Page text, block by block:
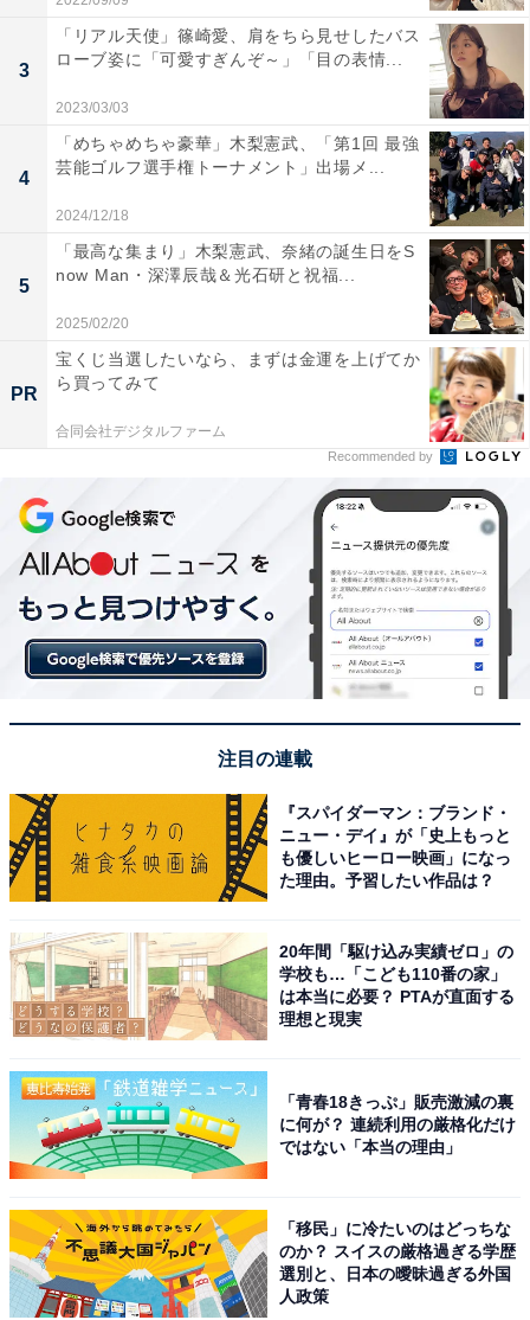
3
「リアル天使」篠崎愛、肩をちら見せしたバス
ローブ姿に「可愛すぎんぞ～」「目の表情...
2023/03/03
4
「めちゃめちゃ豪華」木梨憲武、「第1回 最強
芸能ゴルフ選手権トーナメント」出場メ...
2024/12/18
5
「最高な集まり」木梨憲武、奈緒の誕生日をS
now Man・深澤辰哉＆光石研と祝福...
2025/02/20
PR
宝くじ当選したいなら、まずは金運を上げてか
ら買ってみて
合同会社デジタルファーム
Recommended by
注目の連載
『スパイダーマン：ブランド・
ニュー・デイ』が「史上もっと
も優しいヒーロー映画」になっ
た理由。予習したい作品は？
20年間「駆け込み実績ゼロ」の
学校も…「こども110番の家」
は本当に必要？ PTAが直面する
理想と現実
「青春18きっぷ」販売激減の裏
に何が？ 連続利用の厳格化だけ
ではない「本当の理由」
「移民」に冷たいのはどっちな
のか？ スイスの厳格過ぎる学歴
選別と、日本の曖昧過ぎる外国
人政策